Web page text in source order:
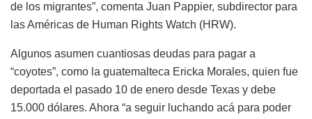
de los migrantes”, comenta Juan Pappier, subdirector para
las Américas de Human Rights Watch (HRW).
Algunos asumen cuantiosas deudas para pagar a
“coyotes”, como la guatemalteca Ericka Morales, quien fue
deportada el pasado 10 de enero desde Texas y debe
15.000 dólares. Ahora “a seguir luchando acá para poder